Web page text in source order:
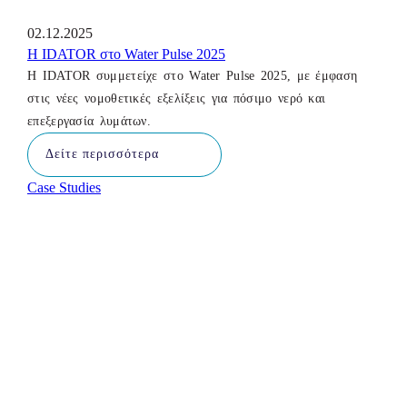
02.12.2025
Η IDATOR στο Water Pulse 2025
Η IDATOR συμμετείχε στο Water Pulse 2025, με έμφαση
στις νέες νομοθετικές εξελίξεις για πόσιμο νερό και
επεξεργασία λυμάτων.
Δείτε περισσότερα
Case Studies